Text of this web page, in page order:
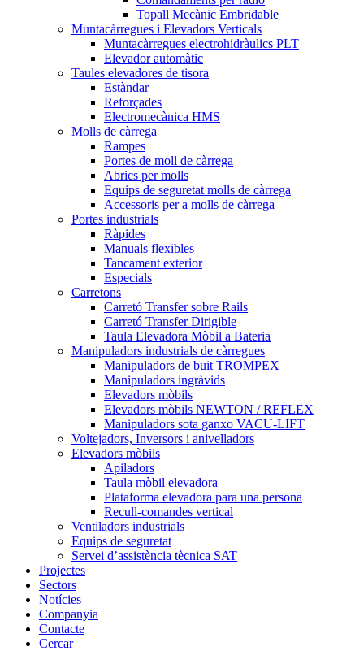
Topall Mecànic Embridable
Muntacàrregues i Elevadors Verticals
Muntacàrregues electrohidràulics PLT
Elevador automàtic
Taules elevadores de tisora
Estàndar
Reforçades
Electromecànica HMS
Molls de càrrega
Rampes
Portes de moll de càrrega
Abrics per molls
Equips de seguretat molls de càrrega
Accessoris per a molls de càrrega
Portes industrials
Ràpides
Manuals flexibles
Tancament exterior
Especials
Carretons
Carretó Transfer sobre Rails
Carretó Transfer Dirigible
Taula Elevadora Mòbil a Bateria
Manipuladors industrials de càrregues
Manipuladors de buit TROMPEX
Manipuladors ingràvids
Elevadors mòbils
Elevadors mòbils NEWTON / REFLEX
Manipuladors sota ganxo VACU-LIFT
Voltejadors, Inversors i anivelladors
Elevadors mòbils
Apiladors
Taula mòbil elevadora
Plataforma elevadora para una persona
Recull-comandes vertical
Ventiladors industrials
Equips de seguretat
Servei d’assistència tècnica SAT
Projectes
Sectors
Notícies
Companyia
Contacte
Cercar